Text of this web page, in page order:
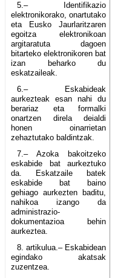
5.– Identifikazio
elektronikorako, onartutako
eta Eusko Jaurlaritzaren
egoitza elektronikoan
argitaratuta dagoen
bitarteko elektronikoren bat
izan beharko du
eskatzaileak.
6.– Eskabideak
aurkezteak esan nahi du
berariaz eta formalki
onartzen direla deialdi
honen oinarrietan
zehaztutako baldintzak.
7.– Azoka bakoitzeko
eskabide bat aurkeztuko
da. Eskatzaile batek
eskabide bat baino
gehiago aurkezten baditu,
nahikoa izango da
administrazio-
dokumentazioa behin
aurkeztea.
8. artikulua.– Eskabidean
egindako akatsak
zuzentzea.